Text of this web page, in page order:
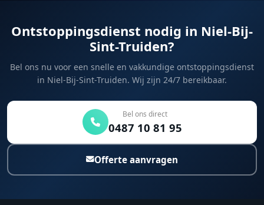
Ontstoppingsdienst nodig in Niel-Bij-
Sint-Truiden?
Bel ons nu voor een snelle en vakkundige ontstoppingsdienst
in Niel-Bij-Sint-Truiden. Wij zijn 24/7 bereikbaar.
Bel ons direct
0487 10 81 95
Offerte aanvragen